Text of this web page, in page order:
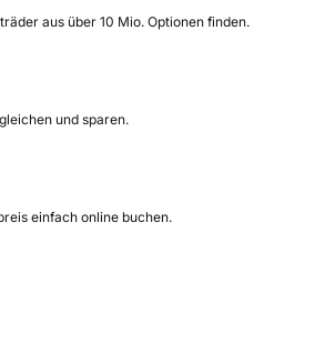
aus über 10 Mio. Optionen finden.
und sparen.
einfach online buchen.